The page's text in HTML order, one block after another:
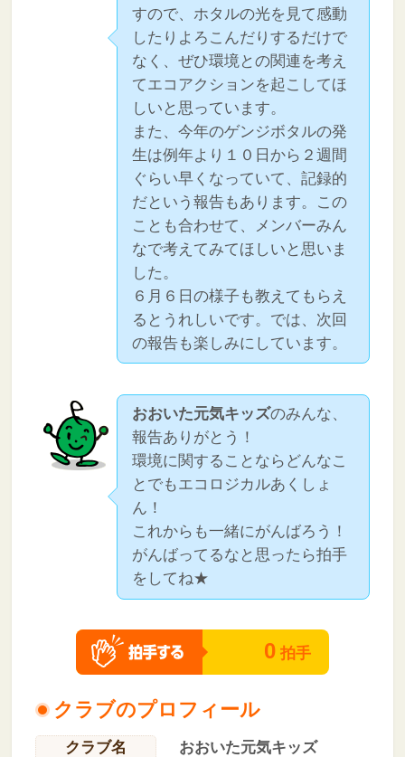
すので、ホタルの光を見て感動
したりよろこんだりするだけで
なく、ぜひ環境との関連を考え
てエコアクションを起こしてほ
しいと思っています。
また、今年のゲンジボタルの発
生は例年より１０日から２週間
ぐらい早くなっていて、記録的
だという報告もあります。この
ことも合わせて、メンバーみん
なで考えてみてほしいと思いま
した。
６月６日の様子も教えてもらえ
るとうれしいです。では、次回
の報告も楽しみにしています。
おおいた元気キッズのみんな、
報告ありがとう！
環境に関することならどんなこ
とでもエコロジカルあくしょ
ん！
これからも一緒にがんばろう！
がんばってるなと思ったら拍手
をしてね★
0 拍手
クラブのプロフィール
クラブ名
おおいた元気キッズ